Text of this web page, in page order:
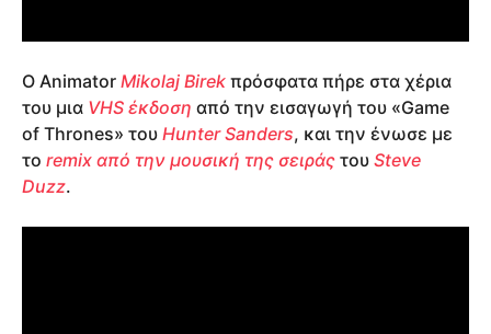
Ο Animator Mikolaj Birek πρόσφατα πήρε στα χέρια
του μια VHS έκδοση από την εισαγωγή του «Game
of Thrones» του Hunter Sanders, και την ένωσε με
το remix από την μουσική της σειράς του Steve
Duzz.